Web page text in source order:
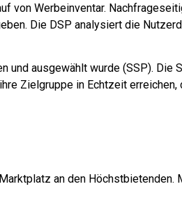
von Werbeinventar.
Die DSP analysiert die
und ausgewählt wurde (SSP). Die
Zielgruppe in Echtzeit erreichen,
an den Höchstbietenden.